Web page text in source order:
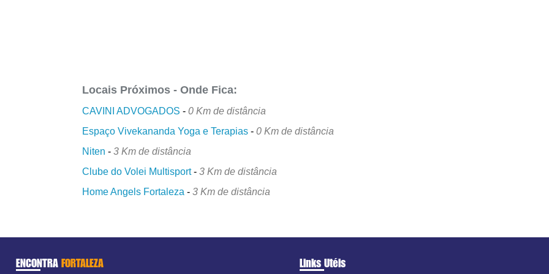
Locais Próximos - Onde Fica:
CAVINI ADVOGADOS -0 Km de distância
Espaço Vivekananda Yoga e Terapias -0 Km de distância
Niten -3 Km de distância
Clube do Volei Multisport-3 Km de distância
Home Angels Fortaleza -3 Km de distância
ENCONTRA FORTALEZA Links Utéis